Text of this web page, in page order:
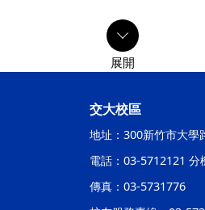
交大校區
地址：300新竹市大學
電話：03-5712121 分
傳真：03-5731776